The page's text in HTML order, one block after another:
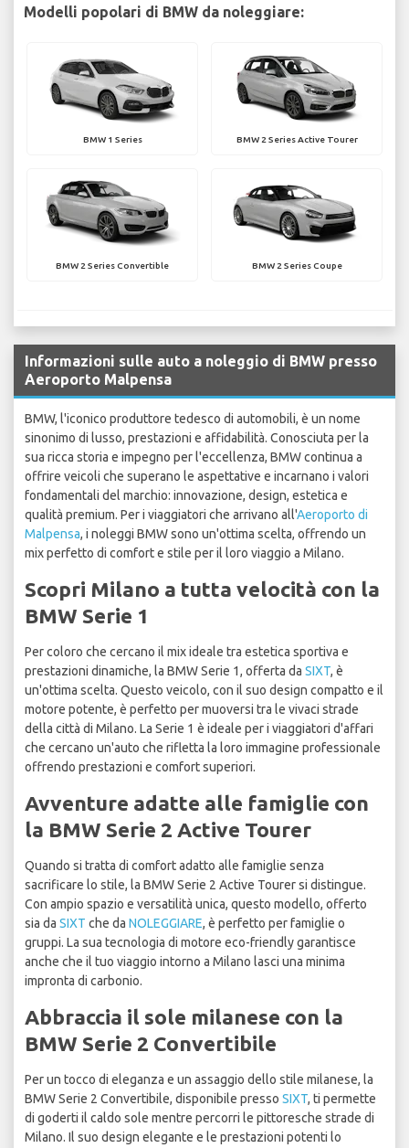
Modelli popolari di BMW da noleggiare:
BMW 1 Series BMW 2 Series Active Tourer
BMW 2 Series Convertible BMW 2 Series Coupe
Informazioni sulle auto a noleggio di BMW presso
Aeroporto Malpensa
BMW, l'iconico produttore tedesco di automobili, è un nome
sinonimo di lusso, prestazioni e affidabilità. Conosciuta per la
sua ricca storia e impegno per l'eccellenza, BMW continua a
offrire veicoli che superano le aspettative e incarnano i valori
fondamentali del marchio: innovazione, design, estetica e
qualità premium. Per i viaggiatori che arrivano all'Aeroporto di
Malpensa, i noleggi BMW sono un'ottima scelta, offrendo un
mix perfetto di comfort e stile per il loro viaggio a Milano.
Scopri Milano a tutta velocità con la
BMW Serie 1
Per coloro che cercano il mix ideale tra estetica sportiva e
prestazioni dinamiche, la BMW Serie 1, offerta da SIXT, è
un'ottima scelta. Questo veicolo, con il suo design compatto e il
motore potente, è perfetto per muoversi tra le vivaci strade
della città di Milano. La Serie 1 è ideale per i viaggiatori d'affari
che cercano un'auto che rifletta la loro immagine professionale
offrendo prestazioni e comfort superiori.
Avventure adatte alle famiglie con
la BMW Serie 2 Active Tourer
Quando si tratta di comfort adatto alle famiglie senza
sacrificare lo stile, la BMW Serie 2 Active Tourer si distingue.
Con ampio spazio e versatilità unica, questo modello, offerto
sia da SIXT che da NOLEGGIARE, è perfetto per famiglie o
gruppi. La sua tecnologia di motore eco-friendly garantisce
anche che il tuo viaggio intorno a Milano lasci una minima
impronta di carbonio.
Abbraccia il sole milanese con la
BMW Serie 2 Convertibile
Per un tocco di eleganza e un assaggio dello stile milanese, la
BMW Serie 2 Convertibile, disponibile presso SIXT, ti permette
di goderti il caldo sole mentre percorri le pittoresche strade di
Milano. Il suo design elegante e le prestazioni potenti lo